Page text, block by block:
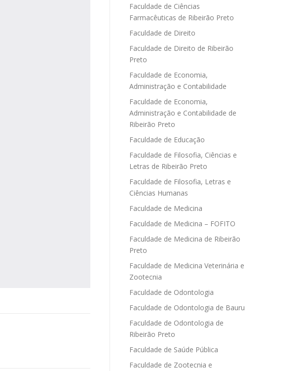
Faculdade de Ciências
Farmacêuticas de Ribeirão Preto
Faculdade de Direito
Faculdade de Direito de Ribeirão
Preto
Faculdade de Economia,
Administração e Contabilidade
Faculdade de Economia,
Administração e Contabilidade de
Ribeirão Preto
Faculdade de Educação
Faculdade de Filosofia, Ciências e
Letras de Ribeirão Preto
Faculdade de Filosofia, Letras e
Ciências Humanas
Faculdade de Medicina
Faculdade de Medicina – FOFITO
Faculdade de Medicina de Ribeirão
Preto
Faculdade de Medicina Veterinária e
Zootecnia
Faculdade de Odontologia
Faculdade de Odontologia de Bauru
Faculdade de Odontologia de
Ribeirão Preto
Faculdade de Saúde Pública
Faculdade de Zootecnia e